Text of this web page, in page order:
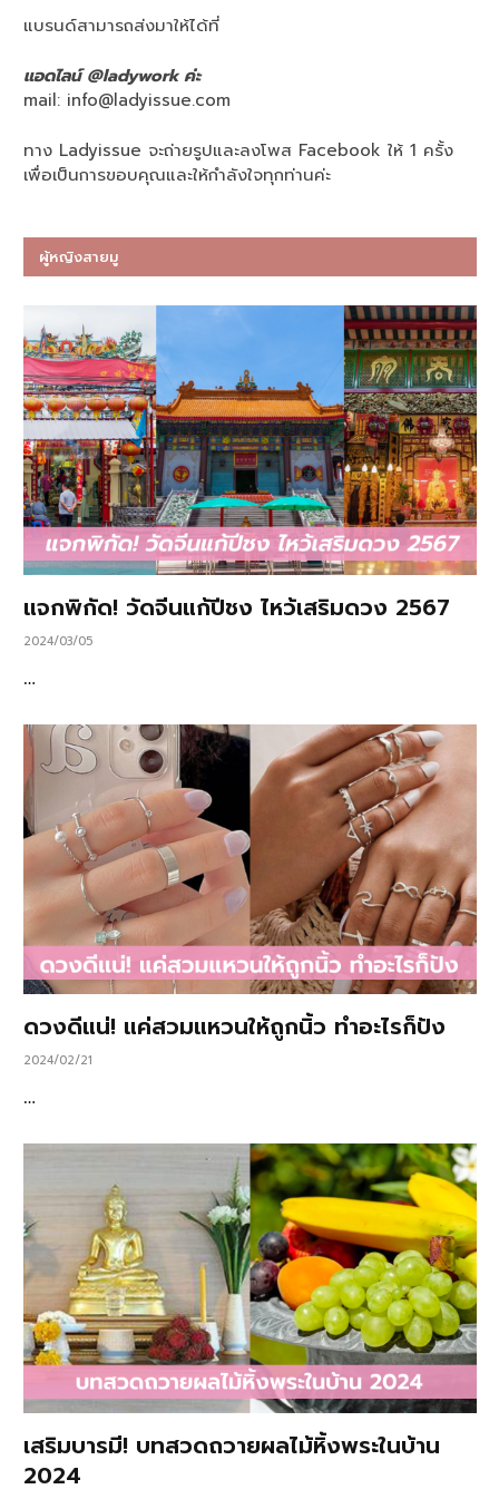
แบรนด์สามารถส่งมาให้ได้ที่
แอดไลน์ @ladywork ค่ะ
mail: info@ladyissue.com
ทาง Ladyissue จะถ่ายรูปและลงโพส Facebook ให้ 1 ครั้ง
เพื่อเป็นการขอบคุณและให้กำลังใจทุกท่านค่ะ
ผู้หญิงสายมู
แจกพิกัด! วัดจีนแก้ปีชง ไหว้เสริมดวง 2567
2024/03/05
…
ดวงดีแน่! แค่สวมแหวนให้ถูกนิ้ว ทำอะไรก็ปัง
2024/02/21
…
เสริมบารมี! บทสวดถวายผลไม้หิ้งพระในบ้าน
2024